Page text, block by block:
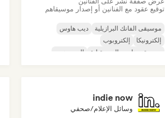
توقيع عقود مع الفنانين أو إصدار موسيقاهم
موسيقى الفانك البرازيلية
ديب هاوس
إلكترونيكا
إلكتروبوب
موسيقى هاوس المستقبلية
الهيب هوب
indie now
وسائل الإعلام/صحفي